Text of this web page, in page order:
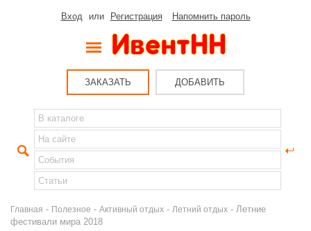
Вход или Регистрация Напомнить пароль
ЗАКАЗАТЬ ДОБАВИТЬ
Главная - Полезное - Активный отдых - Летний отдых - Летние
фестивали мира 2018